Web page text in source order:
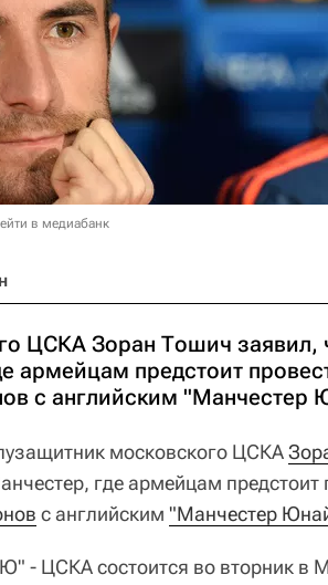
в медиабанк
ЦСКА Зоран Тошич заявил,
армейцам предстоит
с английским "Манчестер
московского ЦСКА
где армейцам предстоит
с английским "Манчестер
- ЦСКА состоится во вторник в